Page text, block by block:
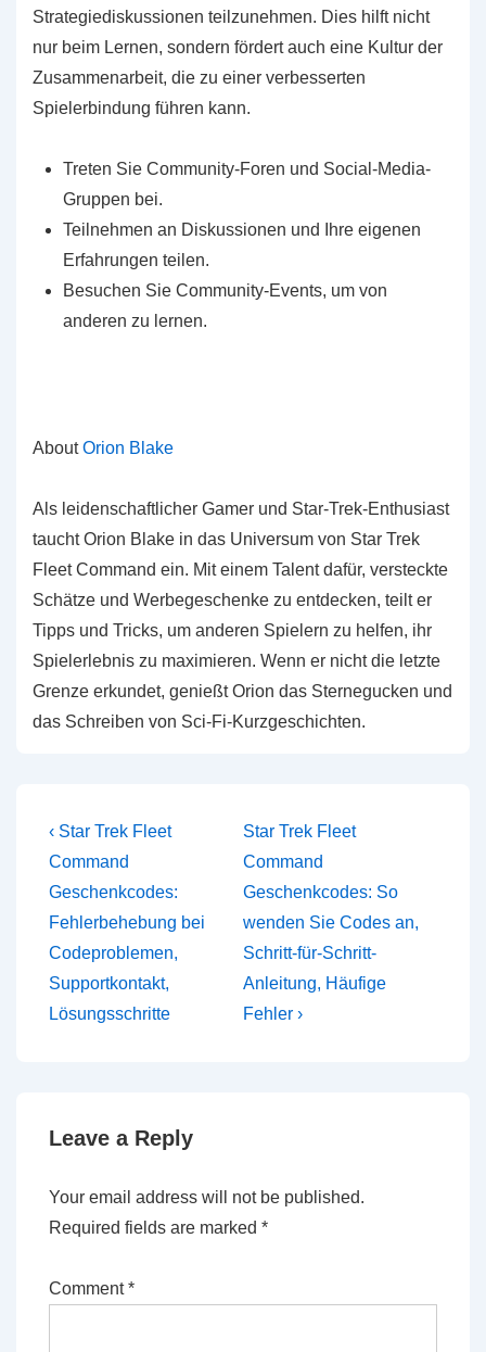
Strategiediskussionen teilzunehmen. Dies hilft nicht
nur beim Lernen, sondern fördert auch eine Kultur der
Zusammenarbeit, die zu einer verbesserten
Spielerbindung führen kann.
Treten Sie Community-Foren und Social-Media-
Gruppen bei.
Teilnehmen an Diskussionen und Ihre eigenen
Erfahrungen teilen.
Besuchen Sie Community-Events, um von
anderen zu lernen.
AboutOrion Blake
Als leidenschaftlicher Gamer und Star-Trek-Enthusiast
taucht Orion Blake in das Universum von Star Trek
Fleet Command ein. Mit einem Talent dafür, versteckte
Schätze und Werbegeschenke zu entdecken, teilt er
Tipps und Tricks, um anderen Spielern zu helfen, ihr
Spielerlebnis zu maximieren. Wenn er nicht die letzte
Grenze erkundet, genießt Orion das Sternegucken und
das Schreiben von Sci-Fi-Kurzgeschichten.
Post
navigation
Previous
Post
is
‹ Star Trek Fleet
Command
Geschenkcodes:
Fehlerbehebung bei
Codeproblemen,
Supportkontakt,
Lösungsschritte
Next
Post
is
Star Trek Fleet
Command
Geschenkcodes: So
wenden Sie Codes an,
Schritt-für-Schritt-
Anleitung, Häufige
Fehler ›
Leave a Reply
Your email address will not be published.
Required fields are marked *
Comment*